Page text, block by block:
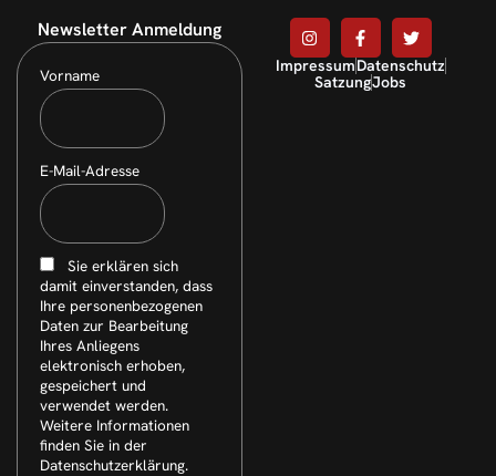
Newsletter Anmeldung
Vorname
E-Mail-Adresse
Sie erklären sich
damit einverstanden, dass
Ihre personenbezogenen
Daten zur Bearbeitung
Ihres Anliegens
elektronisch erhoben,
gespeichert und
verwendet werden.
Weitere Informationen
finden Sie in der
Datenschutzerklärung.
ImpressumDatenschutz
SatzungJobs